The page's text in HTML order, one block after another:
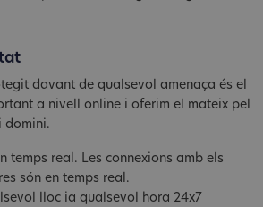
davant de qualsevol amenaça és el
a nivell online i oferim el mateix pel
domini.
temps real. Les connexions amb els
són en temps real.
lloc ia qualsevol hora 24x7